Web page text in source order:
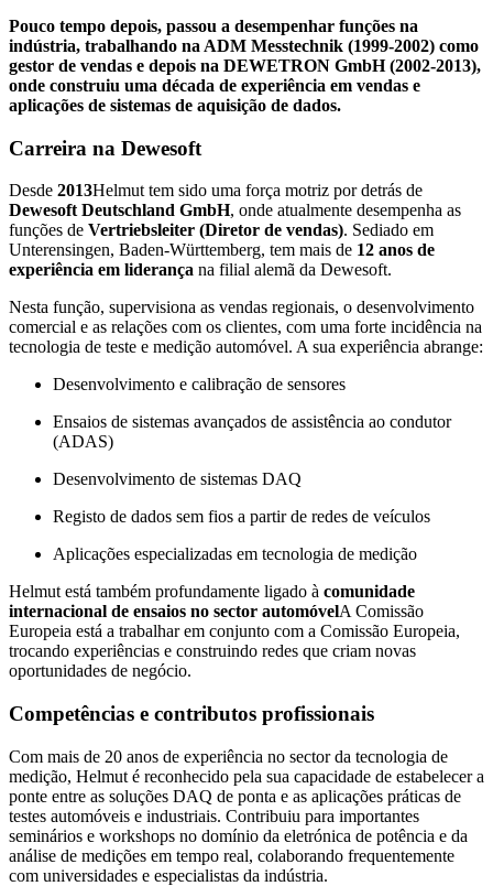
Pouco tempo depois, passou a desempenhar funções na
indústria, trabalhando na ADM Messtechnik (1999-2002) como
gestor de vendas e depois na DEWETRON GmbH (2002-2013),
onde construiu uma década de experiência em vendas e
aplicações de sistemas de aquisição de dados.
Carreira na Dewesoft
Desde 2013Helmut tem sido uma força motriz por detrás de
Dewesoft Deutschland GmbH, onde atualmente desempenha as
funções de Vertriebsleiter (Diretor de vendas). Sediado em
Unterensingen, Baden-Württemberg, tem mais de 12 anos de
experiência em liderança na filial alemã da Dewesoft.
Nesta função, supervisiona as vendas regionais, o desenvolvimento
comercial e as relações com os clientes, com uma forte incidência na
tecnologia de teste e medição automóvel. A sua experiência abrange:
Desenvolvimento e calibração de sensores
Ensaios de sistemas avançados de assistência ao condutor
(ADAS)
Desenvolvimento de sistemas DAQ
Registo de dados sem fios a partir de redes de veículos
Aplicações especializadas em tecnologia de medição
Helmut está também profundamente ligado à comunidade
internacional de ensaios no sector automóvelA Comissão
Europeia está a trabalhar em conjunto com a Comissão Europeia,
trocando experiências e construindo redes que criam novas
oportunidades de negócio.
Competências e contributos profissionais
Com mais de 20 anos de experiência no sector da tecnologia de
medição, Helmut é reconhecido pela sua capacidade de estabelecer a
ponte entre as soluções DAQ de ponta e as aplicações práticas de
testes automóveis e industriais. Contribuiu para importantes
seminários e workshops no domínio da eletrónica de potência e da
análise de medições em tempo real, colaborando frequentemente
com universidades e especialistas da indústria.